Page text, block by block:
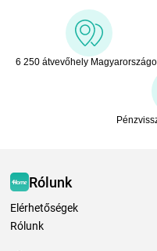
6 250 átvevőhely
Rólunk
Elérhetőségek
Rólunk